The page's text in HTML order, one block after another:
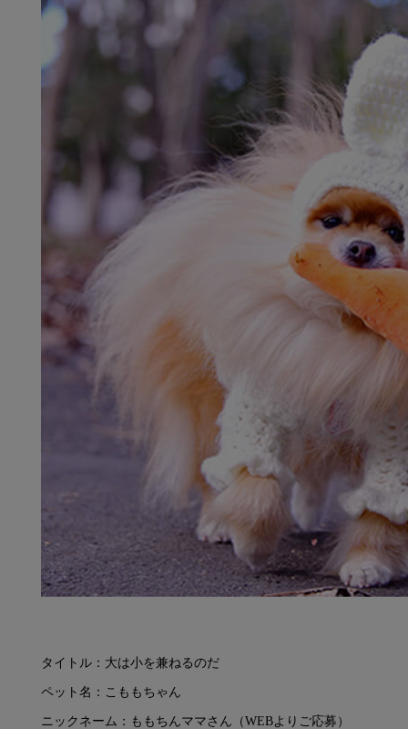
タイトル：大は小を兼ねるのだ
ペット名：こももちゃん
ニックネーム：ももちんママさん（WEBよりご応募）